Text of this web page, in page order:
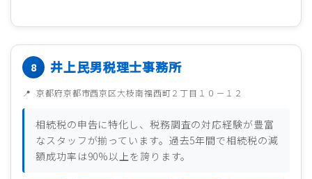
井上民男税理士事務所
京都府京都市西京区大枝南福西町２丁目１０－１２
相続税の申告に特化し、税務調査の対応経験が豊富
なスタッフが揃っています。過去5年間で相続税の減
額成功率は90%以上を誇ります。